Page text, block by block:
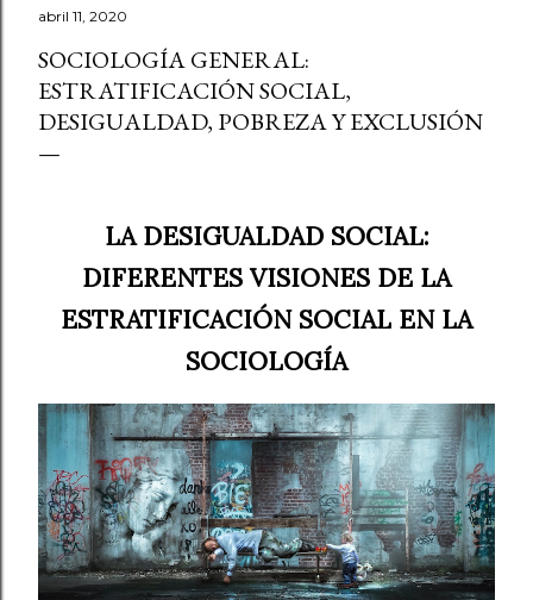
abril 11, 2020
SOCIOLOGÍA GENERAL:
ESTRATIFICACIÓN SOCIAL,
DESIGUALDAD, POBREZA Y EXCLUSIÓN
LA DESIGUALDAD SOCIAL:
DIFERENTES VISIONES DE LA
ESTRATIFICACIÓN SOCIAL EN LA
SOCIOLOGÍA